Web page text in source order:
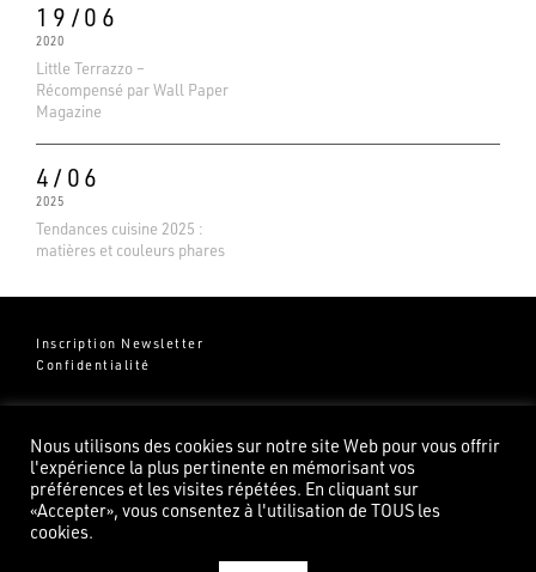
19/06
2020
Little Terrazzo –
Récompensé par Wall Paper
Magazine
4/06
2025
Tendances cuisine 2025 :
matières et couleurs phares
Inscription Newsletter
Confidentialité
Groupe Pierredeplan
82100 Castelsarrasin
Nous utilisons des cookies sur notre site Web pour vous offrir
l'expérience la plus pertinente en mémorisant vos
préférences et les visites répétées. En cliquant sur
«Accepter», vous consentez à l'utilisation de TOUS les
cookies.